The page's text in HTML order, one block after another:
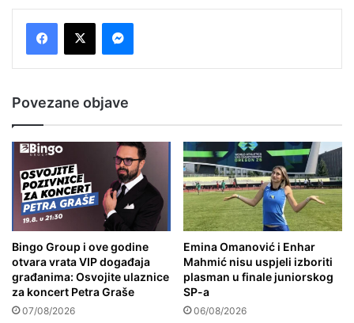
Povezane objave
Bingo Group i ove godine
otvara vrata VIP događaja
građanima: Osvojite ulaznice
za koncert Petra Graše
07/08/2026
Emina Omanović i Enhar
Mahmić nisu uspjeli izboriti
plasman u finale juniorskog
SP-a
06/08/2026